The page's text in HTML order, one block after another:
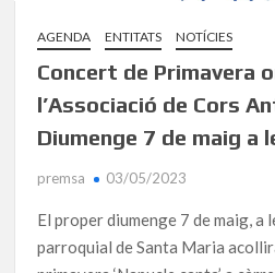
AGENDA ENTITATS NOTÍCIES
Concert de Primavera
l’Associació de Cors
Diumenge 7 de maig a
premsa 03/05/2023
El proper diumenge 7 de maig, a
parroquial de Santa Maria